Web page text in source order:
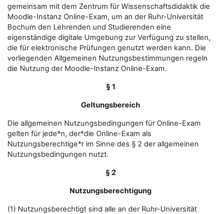
gemeinsam mit dem Zentrum für Wissenschaftsdidaktik die
Moodle-Instanz Online-Exam, um an der Ruhr-Universität
Bochum den Lehrenden und Studierenden eine
eigenständige digitale Umgebung zur Verfügung zu stellen,
die für elektronische Prüfungen genutzt werden kann. Die
vorliegenden Allgemeinen Nutzungsbestimmungen regeln
die Nutzung der Moodle-Instanz Online-Exam.
§ 1
Geltungsbereich
Die allgemeinen Nutzungsbedingungen für Online-Exam
gelten für jede*n, der*die Online-Exam als
Nutzungsberechtige*r im Sinne des § 2 der allgemeinen
Nutzungsbedingungen nutzt.
§ 2
Nutzungsberechtigung
(1) Nutzungsberechtigt sind alle an der Ruhr-Universität